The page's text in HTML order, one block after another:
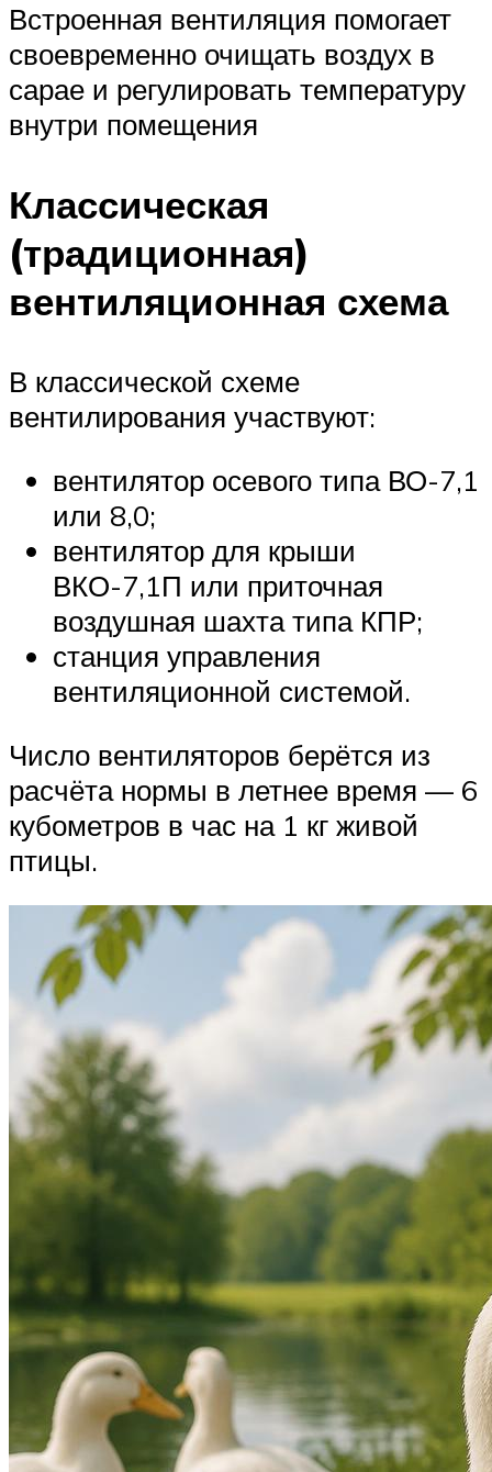
Встроенная вентиляция помогает
своевременно очищать воздух в
сарае и регулировать температуру
внутри помещения
Классическая
(традиционная)
вентиляционная схема
В классической схеме
вентилирования участвуют:
вентилятор осевого типа ВО-7,1
или 8,0;
вентилятор для крыши
ВКО-7,1П или приточная
воздушная шахта типа КПР;
станция управления
вентиляционной системой.
Число вентиляторов берётся из
расчёта нормы в летнее время — 6
кубометров в час на 1 кг живой
птицы.